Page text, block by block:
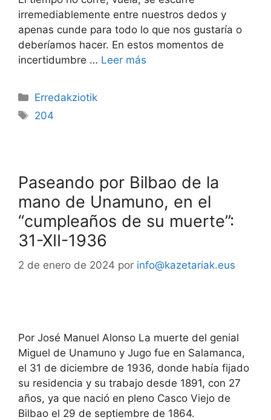
irremediablemente entre nuestros dedos y
apenas cunde para todo lo que nos gustaría o
deberíamos hacer. En estos momentos de
incertidumbre … Leer más
Erredakziotik
204
Paseando por Bilbao de la
mano de Unamuno, en el
“cumpleaños de su muerte”:
31-XII-1936
2 de enero de 2024 por info@kazetariak.eus
Por José Manuel Alonso La muerte del genial
Miguel de Unamuno y Jugo fue en Salamanca,
el 31 de diciembre de 1936, donde había fijado
su residencia y su trabajo desde 1891, con 27
años, ya que nació en pleno Casco Viejo de
Bilbao el 29 de septiembre de 1864.